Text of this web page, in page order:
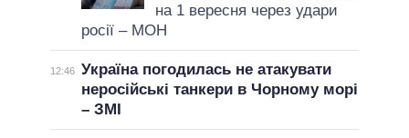
на 1 вересня через удари
росії – МОН
12:46 Україна погодилась не атакувати
неросійські танкери в Чорному морі
– ЗМІ